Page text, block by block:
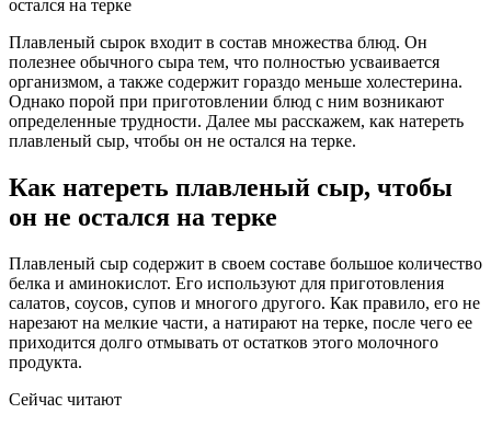
Плавленый сырок входит в состав множества блюд. Он
полезнее обычного сыра тем, что полностью усваивается
организмом, а также содержит гораздо меньше холестерина.
Однако порой при приготовлении блюд с ним возникают
определенные трудности. Далее мы расскажем, как натереть
плавленый сыр, чтобы он не остался на терке.
Как натереть плавленый сыр, чтобы
он не остался на терке
Плавленый сыр содержит в своем составе большое количество
белка и аминокислот. Его используют для приготовления
салатов, соусов, супов и многого другого. Как правило, его не
нарезают на мелкие части, а натирают на терке, после чего ее
приходится долго отмывать от остатков этого молочного
продукта.
Сейчас читают